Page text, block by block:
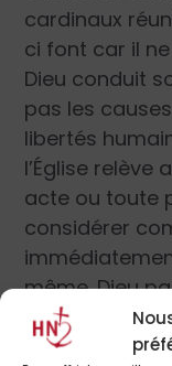
cardinaux
ci font car il
Dieu conduit
pas les
libertés
l’Église
acte ou toute
considérer
même. Dieu
médiations
sociales et